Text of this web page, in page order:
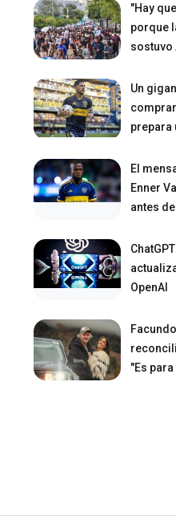
"Hay
porque
sostuvo
Un
prepara
El
Enner
antes
OpenAI
"Es